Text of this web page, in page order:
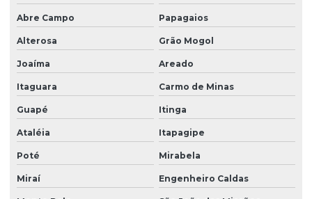
Abre Campo Papagaios
Alterosa Grão Mogol
Joaíma Areado
Itaguara Carmo de Minas
Guapé Itinga
Ataléia Itapagipe
Poté Mirabela
Miraí Engenheiro Caldas